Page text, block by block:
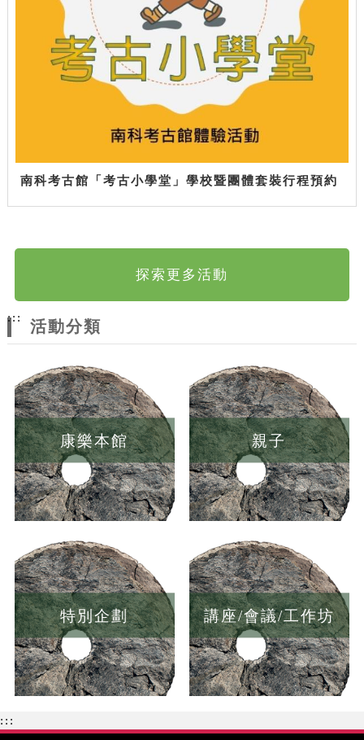
南科考古館「考古小學堂」學校暨團體套裝行程預約
探索更多活動
:::
活動分類
康樂本館 親子
特別企劃 講座/會議/工作坊
:::